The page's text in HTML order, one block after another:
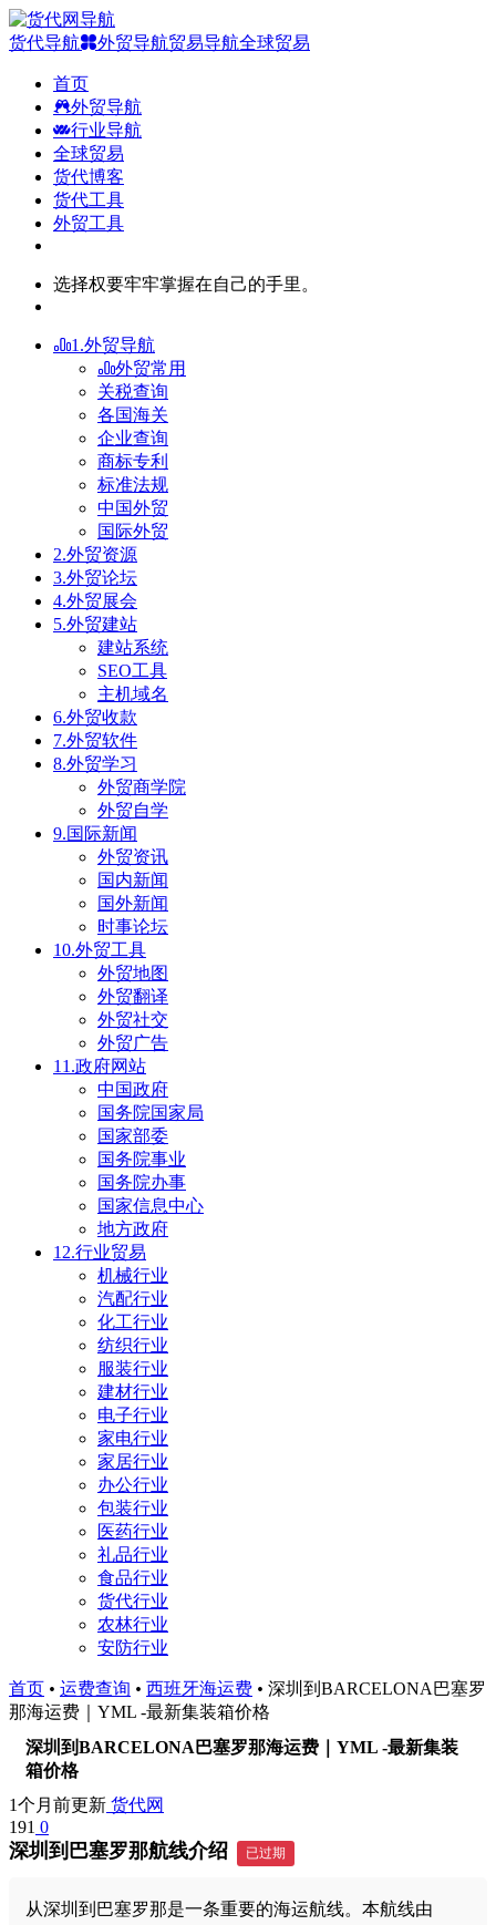
货代导航 外贸导航贸易导航全球贸易
首页
外贸导航
行业导航
全球贸易
货代博客
货代工具
外贸工具
选择权要牢牢掌握在自己的手里。
1.外贸导航
外贸常用
关税查询
各国海关
企业查询
商标专利
标准法规
中国外贸
国际外贸
2.外贸资源
3.外贸论坛
4.外贸展会
5.外贸建站
建站系统
SEO工具
主机域名
6.外贸收款
7.外贸软件
8.外贸学习
外贸商学院
外贸自学
9.国际新闻
外贸资讯
国内新闻
国外新闻
时事论坛
10.外贸工具
外贸地图
外贸翻译
外贸社交
外贸广告
11.政府网站
中国政府
国务院国家局
国家部委
国务院事业
国务院办事
国家信息中心
地方政府
12.行业贸易
机械行业
汽配行业
化工行业
纺织行业
服装行业
建材行业
电子行业
家电行业
家居行业
办公行业
包装行业
医药行业
礼品行业
食品行业
货代行业
农林行业
安防行业
首页 • 运费查询 • 西班牙海运费 • 深圳到BARCELONA巴塞罗
那海运费｜YML -最新集装箱价格
深圳到BARCELONA巴塞罗那海运费｜YML -最新集装
箱价格
1个月前更新 货代网
191 0
深圳到巴塞罗那航线介绍 已过期
从深圳到巴塞罗那是一条重要的海运航线。本航线由